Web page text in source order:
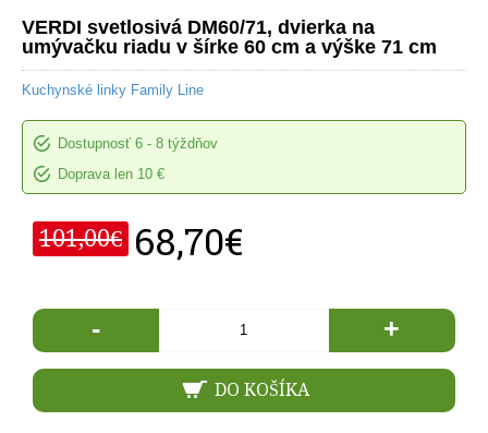
VERDI svetlosivá DM60/71, dvierka na
umývačku riadu v šírke 60 cm a výške 71 cm
Kuchynské linky Family Line
Dostupnosť 6 - 8 týždňov
Doprava len 10 €
101,00€ 68,70€
- +
DO KOŠÍKA